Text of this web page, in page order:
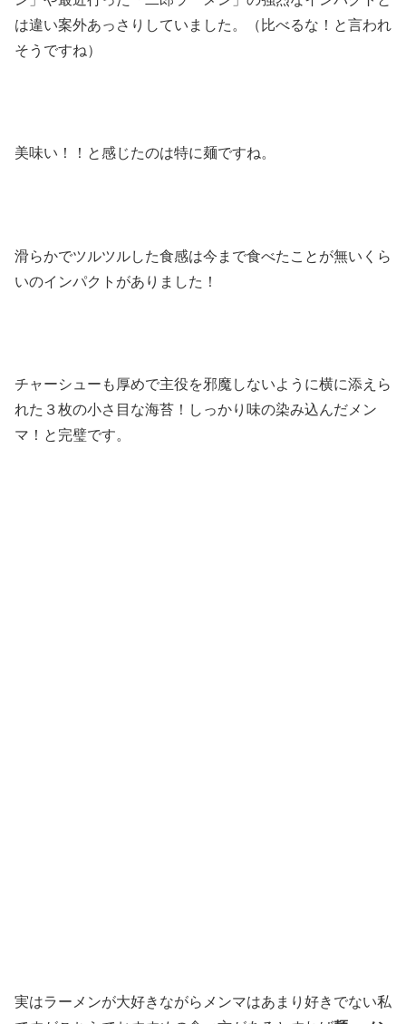
は違い案外あっさりしていました。（比べるな！と言われ
そうですね）
美味い！！と感じたのは特に麺ですね。
滑らかでツルツルした食感は今まで食べたことが無いくら
いのインパクトがありました！
チャーシューも厚めで主役を邪魔しないように横に添えら
れた３枚の小さ目な海苔！しっかり味の染み込んだメン
マ！と完璧です。
実はラーメンが大好きながらメンマはあまり好きでない私